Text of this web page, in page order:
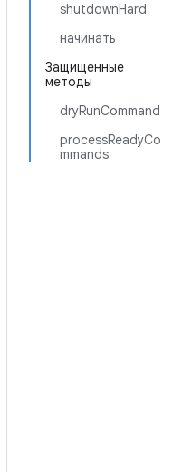
shutdownHard
начинать
Защищенные
методы
dryRunCommand
processReadyCo
mmands